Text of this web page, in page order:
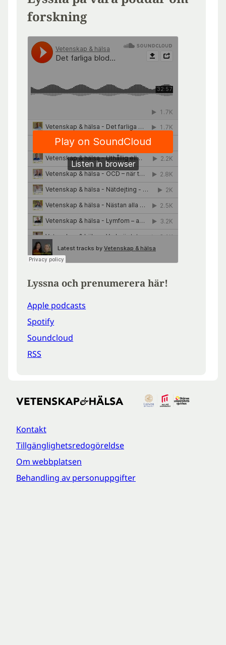
forskning
Lyssna och prenumerera här!
Apple podcasts
Spotify
Soundcloud
RSS
Kontakt
Tillgänglighetsredogöreldse
Om webbplatsen
Behandling av personuppgifter